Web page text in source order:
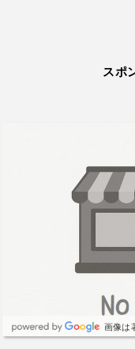
スポ
画像は